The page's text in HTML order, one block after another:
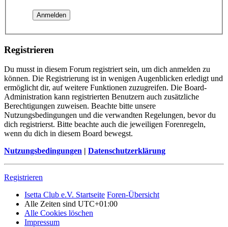
Registrieren
Du musst in diesem Forum registriert sein, um dich anmelden zu
können. Die Registrierung ist in wenigen Augenblicken erledigt und
ermöglicht dir, auf weitere Funktionen zuzugreifen. Die Board-
Administration kann registrierten Benutzern auch zusätzliche
Berechtigungen zuweisen. Beachte bitte unsere
Nutzungsbedingungen und die verwandten Regelungen, bevor du
dich registrierst. Bitte beachte auch die jeweiligen Forenregeln,
wenn du dich in diesem Board bewegst.
Nutzungsbedingungen | Datenschutzerklärung
Registrieren
Isetta Club e.V. Startseite Foren-Übersicht
Alle Zeiten sind UTC+01:00
Alle Cookies löschen
Impressum